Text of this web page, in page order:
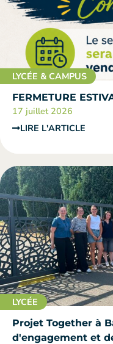
LYCÉE & CAMPUS
FERMETURE
17 juillet 2026
LIRE L'ARTICLE
LYCÉE
Projet Together à
d'engagement et